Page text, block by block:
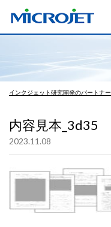
インクジェット研究開発のパートナ
内容見本_3d35
2023.11.08